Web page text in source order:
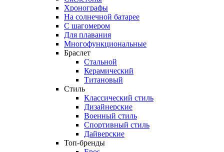
Хронографы
На солнечной батарее
С шагомером
Для плавания
Многофункциональные
Браслет
Стальной
Керамический
Титановый
Стиль
Классический стиль
Дизайнерские
Военный стиль
Спортивный стиль
Дайверские
Топ-бренды